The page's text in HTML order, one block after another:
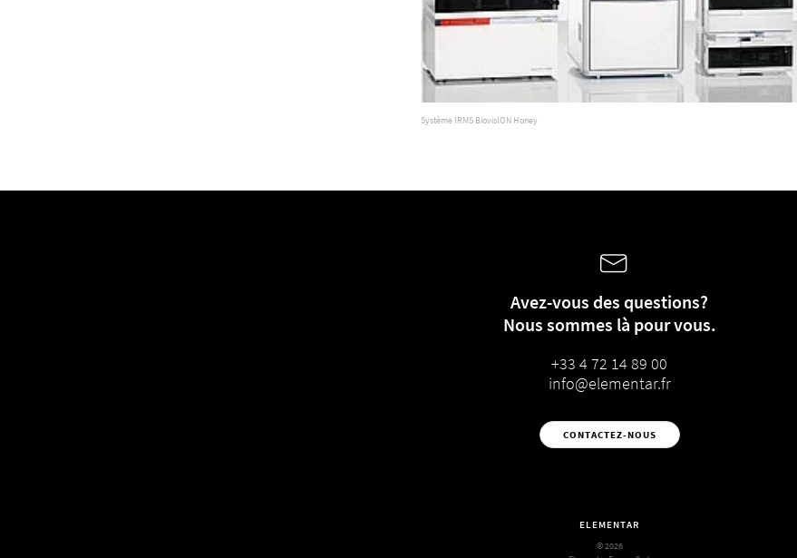
Système IRMS BiovisION Honey
Avez-vous des questions?
Nous sommes là pour vous.
+33 4 72 14 89 00
info@elementar.fr
CONTACTEZ-NOUS
ELEMENTAR
© 2026